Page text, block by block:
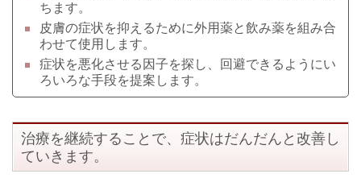
ちます。
皮膚の症状を抑えるために外用薬と飲み薬を組み合
わせて使用します。
症状を悪化させる因子を探し、回避できるようにい
ろいろな手段を提案します。
治療を継続することで、症状はだんだんと改善し
ていきます。